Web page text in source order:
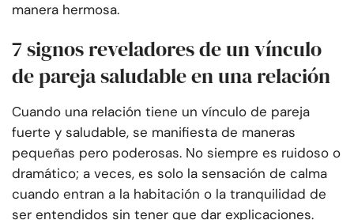
manera hermosa.
7 signos reveladores de un vínculo
de pareja saludable en una relación
Cuando una relación tiene un vínculo de pareja
fuerte y saludable, se manifiesta de maneras
pequeñas pero poderosas. No siempre es ruidoso o
dramático; a veces, es solo la sensación de calma
cuando entran a la habitación o la tranquilidad de
ser entendidos sin tener que dar explicaciones.